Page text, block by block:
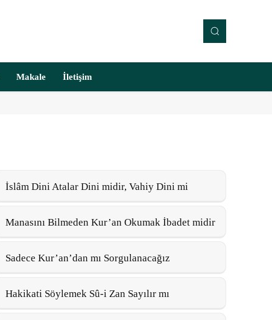
Makale İletişim
İslâm Dini Atalar Dini midir, Vahiy Dini mi
Manasını Bilmeden Kur’an Okumak İbadet midir
Sadece Kur’an’dan mı Sorgulanacağız
Hakikati Söylemek Sû-i Zan Sayılır mı